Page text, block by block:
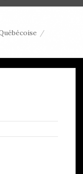
/